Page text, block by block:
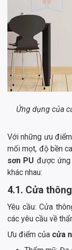
Ứng dụng của
Với những ưu
mối mọt, độ bền
sơn PU được ứng
khác nhau:
4.1. Cửa
Yêu cầu: Cửa
các yêu cầu về
Ưu điểm của cửa